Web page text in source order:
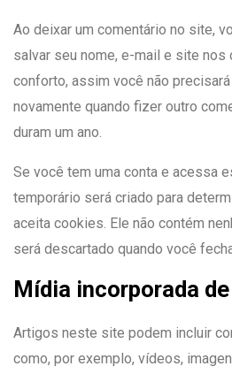
Ao deixar um comentário no site,
salvar seu nome, e-mail e site
conforto, assim você não
novamente quando fizer outro
duram um ano.
Se você tem uma conta e acessa
temporário será criado para
aceita cookies. Ele não contém
será descartado quando você
Mídia incorporada
Artigos neste site podem incluir
como, por exemplo, vídeos,